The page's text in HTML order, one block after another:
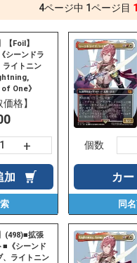
4ページ中 1ページ目 1
【Foil】
シーンドラ
ライトニン
One》
R
価格】
+
加
個数
カー
同
(498)■拡張
■《シーンド
、ライトニン